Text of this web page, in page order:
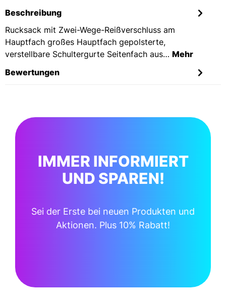
Beschreibung
Rucksack mit Zwei-Wege-Reißverschluss am
Hauptfach großes Hauptfach gepolsterte,
verstellbare Schultergurte Seitenfach aus… Mehr
Bewertungen
IMMER INFORMIERT
UND SPAREN!
Sei der Erste bei neuen Produkten und
Aktionen. Plus 10% Rabatt!